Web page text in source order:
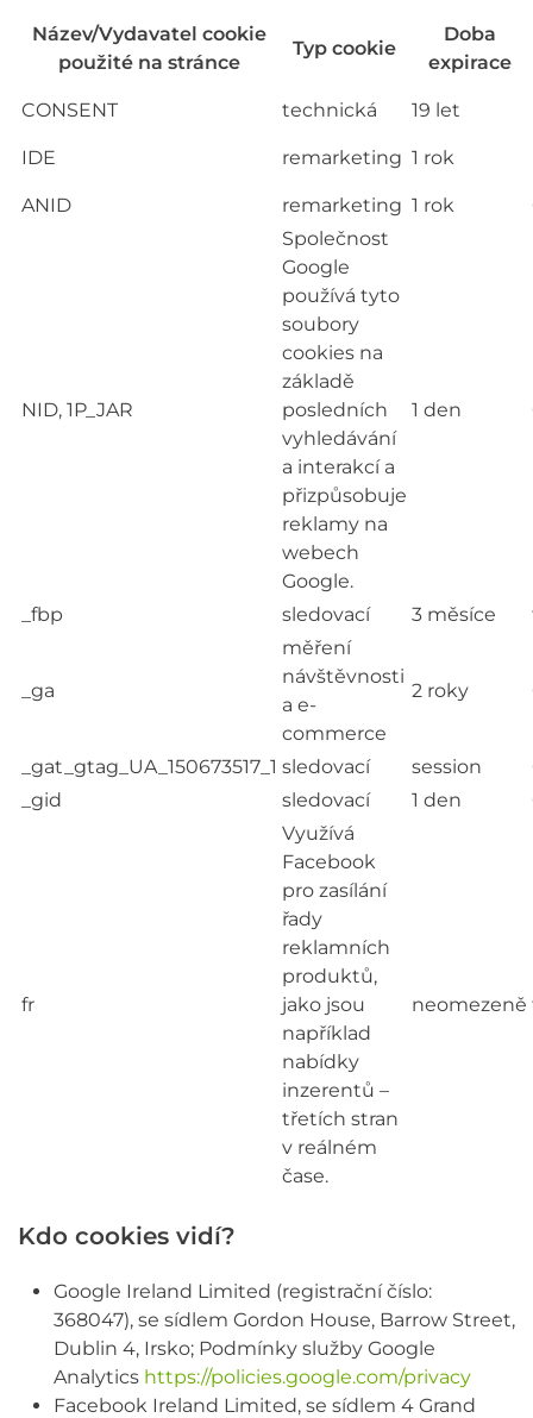
Název/Vydavatel cookie
použité na stránce
Typ cookie
Doba
expirace
CONSENT technická 19 let
IDE remarketing 1 rok
ANID
remarketing 1 rok
NID, 1P_JAR
Společnost
Google
používá tyto
soubory
cookies na
základě
posledních
vyhledávání
a interakcí a
přizpůsobuje
reklamy na
webech
Google.
1 den
_fbp sledovací 3 měsíce
_ga
měření
návštěvnosti
a e-
commerce
2 roky
_gat_gtag_UA_150673517_1 sledovací session
_gid
sledovací 1 den
fr
Využívá
Facebook
pro zasílání
řady
reklamních
produktů,
jako jsou
například
nabídky
inzerentů –
třetích stran
v reálném
čase.
neomezeně
Kdo cookies vidí?
Google Ireland Limited (registrační číslo:
368047), se sídlem Gordon House, Barrow Street,
Dublin 4, Irsko; Podmínky služby Google
Analytics https://policies.google.com/privacy
Facebook Ireland Limited, se sídlem 4 Grand